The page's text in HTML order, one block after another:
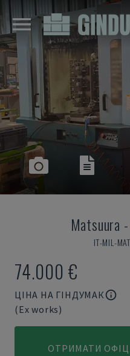
Matsuura -
IT-MIL-
74.000 €
ЦІНА НА ГІНДУМАК
(Ex works)
ОТРИМАТИ